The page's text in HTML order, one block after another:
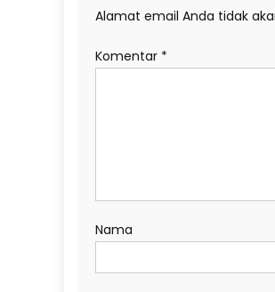
Alamat email Anda tidak
Komentar *
Nama